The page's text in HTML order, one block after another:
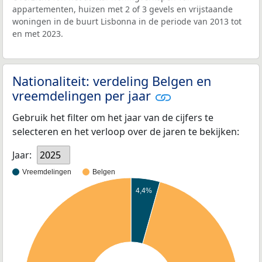
appartementen, huizen met 2 of 3 gevels en vrijstaande
woningen in de buurt Lisbonna in de periode van 2013 tot
en met 2023.
Nationaliteit: verdeling Belgen en
vreemdelingen per jaar
Gebruik het filter om het jaar van de cijfers te
selecteren en het verloop over de jaren te bekijken:
Jaar:
2025
Vreemdelingen Belgen
4,4%